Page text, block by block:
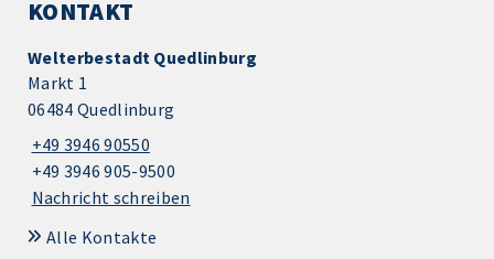
KONTAKT
Welterbestadt Quedlinburg
Markt 1
06484 Quedlinburg
+49 3946 90550
+49 3946 905-9500
Nachricht schreiben
Alle Kontakte